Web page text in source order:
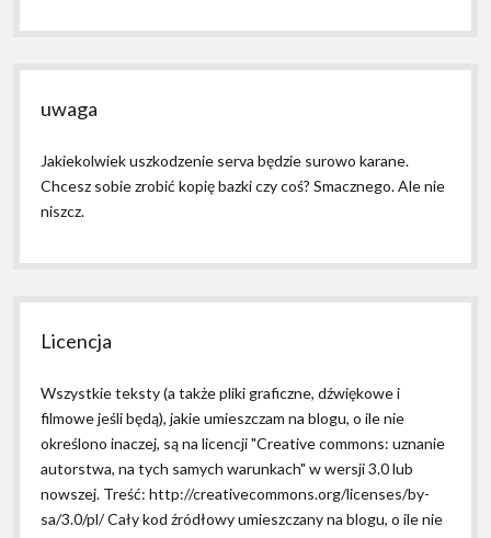
uwaga
Jakiekolwiek uszkodzenie serva będzie surowo karane.
Chcesz sobie zrobić kopię bazki czy coś? Smacznego. Ale nie
niszcz.
Licencja
Wszystkie teksty (a także pliki graficzne, dźwiękowe i
filmowe jeśli będą), jakie umieszczam na blogu, o ile nie
określono inaczej, są na licencji "Creative commons: uznanie
autorstwa, na tych samych warunkach" w wersji 3.0 lub
nowszej. Treść: http://creativecommons.org/licenses/by-
sa/3.0/pl/ Cały kod źródłowy umieszczany na blogu, o ile nie